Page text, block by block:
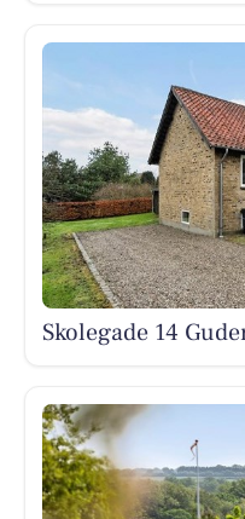
Skolegade 14